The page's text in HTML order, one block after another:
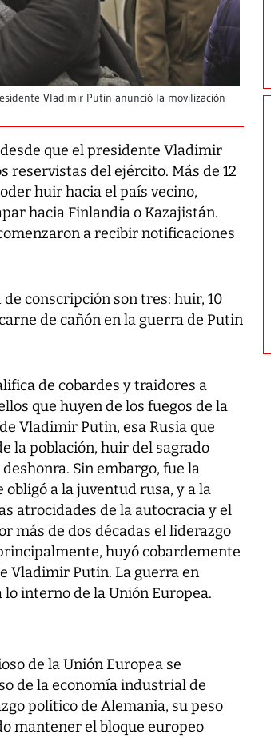
Vladimir Putin anunció la movilización
que el presidente Vladimir
reservistas del ejército. Más de 12
huir hacia el país vecino,
hacia Finlandia o Kazajistán.
a recibir notificaciones
conscripción son tres: huir, 10
de cañón en la guerra de Putin
de cobardes y traidores a
que huyen de los fuegos de la
Vladimir Putin, esa Rusia que
la población, huir del sagrado
Sin embargo, fue la
a la juventud rusa, y a la
atrocidades de la autocracia y el
más de dos décadas el liderazgo
huyó cobardemente
Vladimir Putin. La guerra en
interno de la Unión Europea.
de la Unión Europea se
de la economía industrial de
político de Alemania, su peso
mantener el bloque europeo